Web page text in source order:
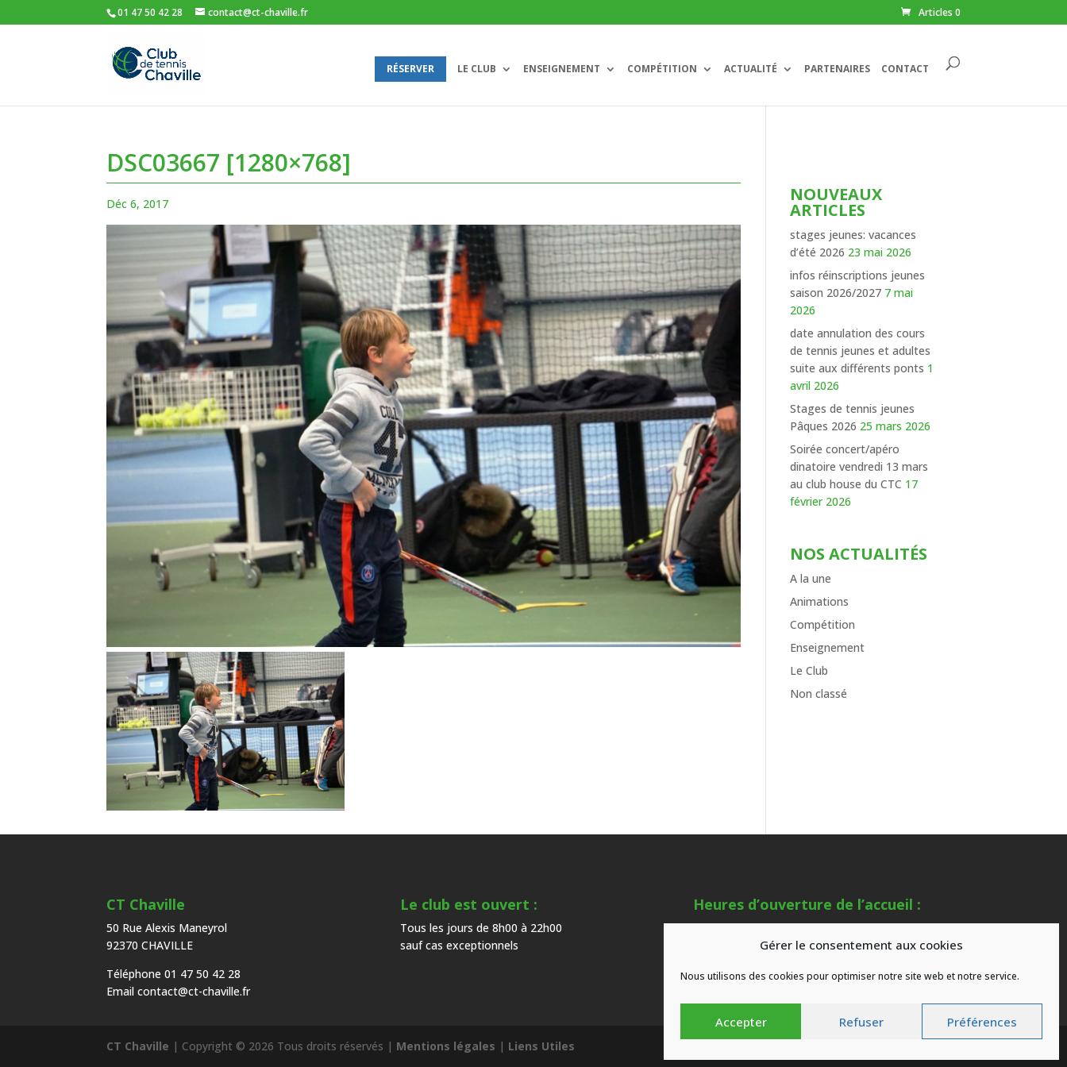
Gérer le consentement aux cookies
Nous utilisons des cookies pour optimiser notre site web et notre service.
Accepter Refuser Préférences
01 47 50 42 28 contact@ct-chaville.fr Articles 0
RÉSERVER LE CLUB ENSEIGNEMENT COMPÉTITION ACTUALITÉ PARTENAIRES CONTACT
DSC03667 [1280×768]
Déc 6, 2017 NOUVEAUX
ARTICLES
stages jeunes: vacances
d’été 2026 23 mai 2026
infos réinscriptions jeunes
saison 2026/2027 7 mai
2026
date annulation des cours
de tennis jeunes et adultes
suite aux différents ponts 1
avril 2026
Stages de tennis jeunes
Pâques 2026 25 mars 2026
Soirée concert/apéro
dinatoire vendredi 13 mars
au club house du CTC 17
février 2026
NOS ACTUALITÉS
A la une
Animations
Compétition
Enseignement
Le Club
Non classé
CT Chaville
50 Rue Alexis Maneyrol
92370 CHAVILLE
Téléphone 01 47 50 42 28
Emailcontact@ct-chaville.fr
Le club est ouvert :
Tous les jours de 8h00 à 22h00
sauf cas exceptionnels
Heures d’ouverture de l’accueil :
Du mardi au samedi de 9h00 à 18h00
CT Chaville | Copyright © 2026 Tous droits réservés | Mentions légales | Liens Utiles